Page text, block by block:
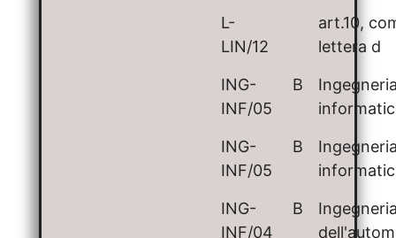
L-
LIN/12
art.10,
lettera d
ING-
INF/05
B
ING-
INF/05
B
ING-
INF/04
B